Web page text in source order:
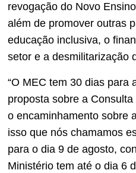
revogação do Novo
além de promover outras
educação inclusiva, o
setor e a desmilitarização
“O MEC tem 30 dias para
proposta sobre a
o encaminhamento sobre
isso que nós chamamos
para o dia 9 de agosto,
Ministério tem até o dia 6